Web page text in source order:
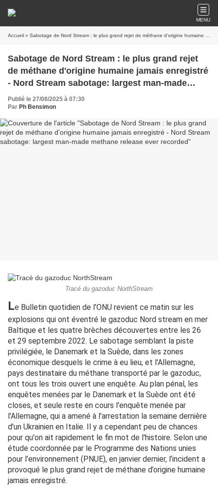
MENU
Accueil » Sabotage de Nord Stream : le plus grand rejet de méthane d'origine humaine jamais enregistré - Nord Stream sabotage: largest man-made methane release ever recorded
Sabotage de Nord Stream : le plus grand rejet
de méthane d'origine humaine jamais enregistré
- Nord Stream sabotage: largest man-made
methane release ever recorded
Publié le 27/08/2025 à 07:30
Par Ph Bensimon
Tracé du gazoduc NorthStream
Le Bulletin quotidien de l'ONU revient ce matin sur les
explosions qui ont éventré le gazoduc Nord stream en mer
Baltique et les quatre brèches découvertes entre les 26
et 29 septembre 2022. Le sabotage semblant la piste
privilégiée, le Danemark et la Suède, dans les zones
économique desquels le crime à eu lieu, et l'Allemagne,
pays destinataire du méthane transporté par le gazoduc,
ont tous les trois ouvert une enquête. Au plan pénal, les
enquêtes menées par le Danemark et la Suède ont été
closes, et seule reste en cours l'enquête menée par
l'Allemagne, qui a amené à l'arrestation la semaine dernière
d'un Ukrainien en Italie. Il y a cependant peu de chances
pour qu'on ait rapidement le fin mot de l'histoire. Selon une
étude coordonnée par le Programme des Nations unies
pour l’environnement (PNUE), en janvier dernier, l’incident a
provoqué le plus grand rejet de méthane d’origine humaine
jamais enregistré.